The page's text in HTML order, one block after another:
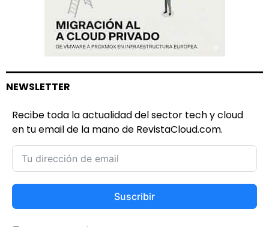
NEWSLETTER
Recibe toda la actualidad del sector tech y cloud
en tu email de la mano de RevistaCloud.com.
Suscribir